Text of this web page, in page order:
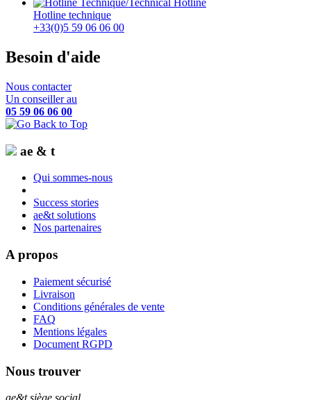
Hotline technique
+33(0)5 59 06 06 00
Besoin d'aide
Nous contacter
Un conseiller au
05 59 06 06 00
ae & t
Qui sommes-nous
Success stories
ae&t solutions
Nos partenaires
A propos
Paiement sécurisé
Livraison
Conditions générales de vente
FAQ
Mentions légales
Document RGPD
Nous trouver